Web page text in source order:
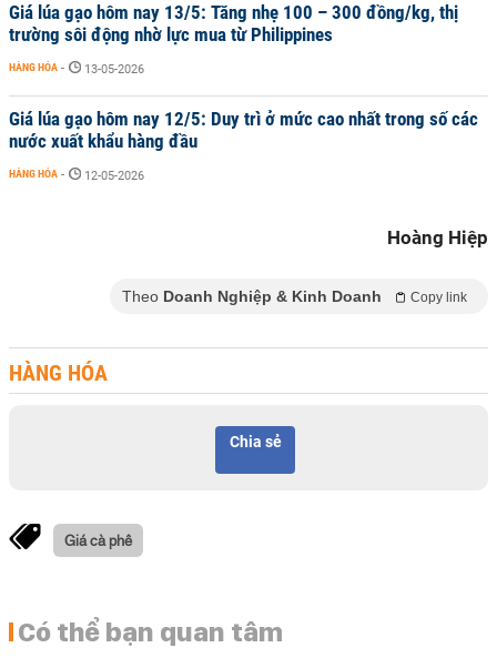
Giá lúa gạo hôm nay 13/5: Tăng nhẹ 100 – 300 đồng/kg, thị
trường sôi động nhờ lực mua từ Philippines
HÀNG HÓA - 13-05-2026
Giá lúa gạo hôm nay 12/5: Duy trì ở mức cao nhất trong số các
nước xuất khẩu hàng đầu
HÀNG HÓA - 12-05-2026
Hoàng Hiệp
Theo Doanh Nghiệp & Kinh Doanh Copy link
HÀNG HÓA
Chia sẻ
Giá cà phê
Có thể bạn quan tâm